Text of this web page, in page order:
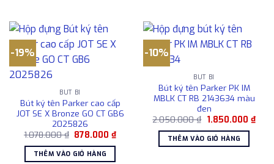
-19%
BÚT BI
Bút ký tên Parker cao cấp
JOT SE X Bronze GO CT GB6
2025826
1.078.000₫ Giá
là:
1.078.000 ₫.
878.000₫Giá
hiện
THÊM VÀO GIỎ HÀNG
-10%
BÚT BI
Bút ký tên Parker PK IM
MBLK CT RB 2143634 màu
đen
2.050.000₫ Giá
là:
2.050.000 ₫.
1.850.000 ₫Giá
hiện
THÊM VÀO GIỎ HÀNG